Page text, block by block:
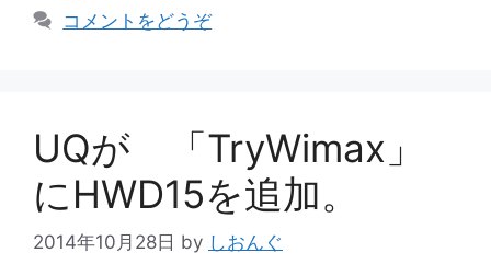
リ
コメントをどうぞ
UQが 「TryWimax」
にHWD15を追加。
2014年10月28日 by しおんぐ